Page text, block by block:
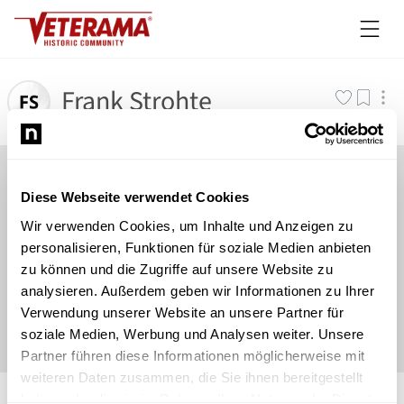
Diese Webseite verwendet Cookies
Wir verwenden Cookies, um Inhalte und Anzeigen zu
personalisieren, Funktionen für soziale Medien anbieten
zu können und die Zugriffe auf unsere Website zu
analysieren. Außerdem geben wir Informationen zu Ihrer
Verwendung unserer Website an unsere Partner für
soziale Medien, Werbung und Analysen weiter. Unsere
Partner führen diese Informationen möglicherweise mit
weiteren Daten zusammen, die Sie ihnen bereitgestellt
Frank Strohte
©Newsload /System